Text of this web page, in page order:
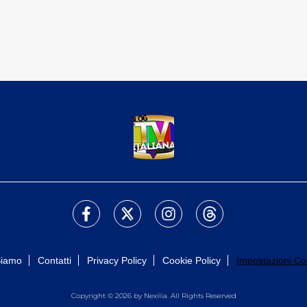
Contatti Privacy Policy Cookie Policy Impostazioni
Copyright © 2026 by Nexilia. All Rights Reserved